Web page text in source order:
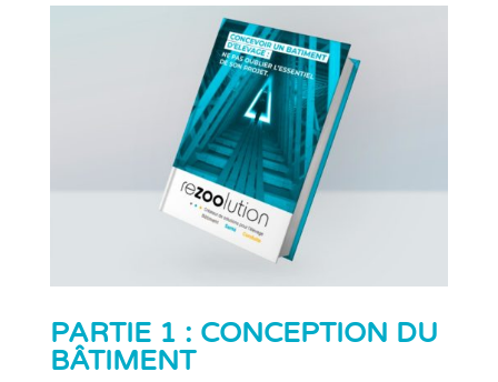
PARTIE 1 : CONCEPTION DU
BÂTIMENT